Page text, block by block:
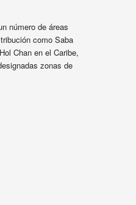
número de áreas
como Saba
Chan en el Caribe,
zonas de